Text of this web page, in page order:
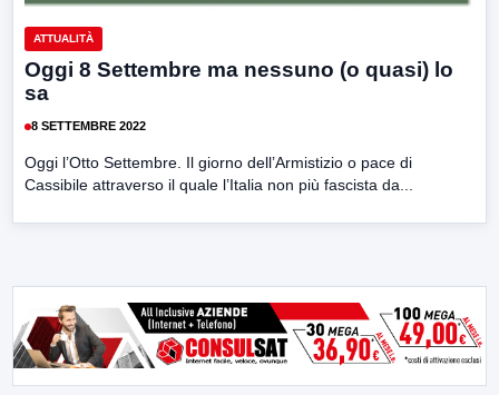
ATTUALITÀ
Oggi 8 Settembre ma nessuno (o quasi) lo
sa
8 SETTEMBRE 2022
Oggi l’Otto Settembre. Il giorno dell’Armistizio o pace di
Cassibile attraverso il quale l’Italia non più fascista da...